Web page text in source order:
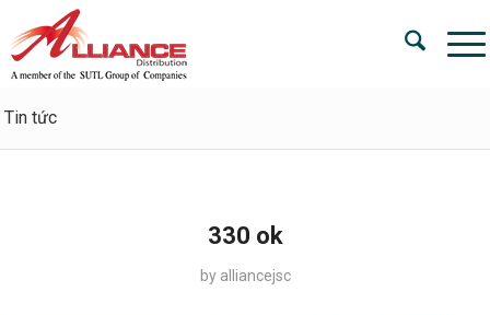
Tin tức
330 ok
by alliancejsc